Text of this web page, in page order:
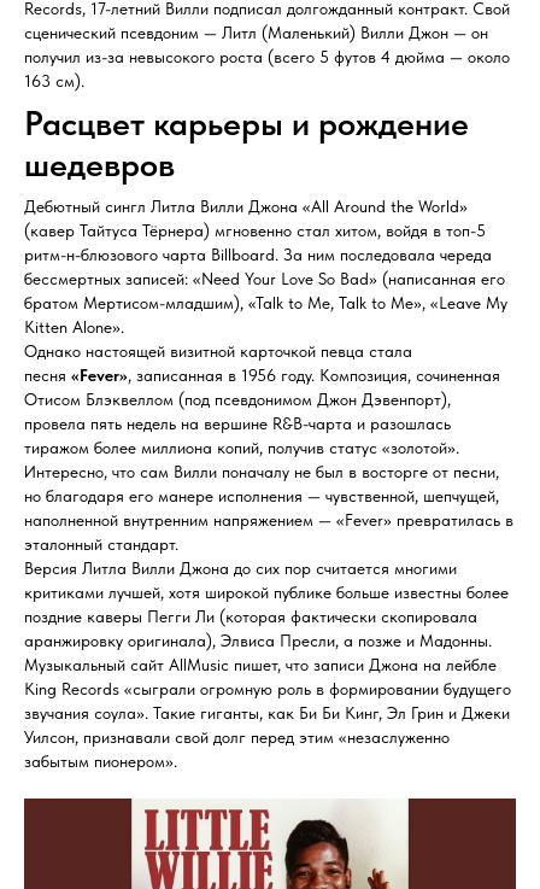
Records, 17-летний Вилли подписал долгожданный контракт. Свой
сценический псевдоним — Литл (Маленький) Вилли Джон — он
получил из-за невысокого роста (всего 5 футов 4 дюйма — около
163 см).
Расцвет карьеры и рождение
шедевров
Дебютный сингл Литла Вилли Джона «All Around the World»
(кавер Тайтуса Тёрнера) мгновенно стал хитом, войдя в топ-5
ритм-н-блюзового чарта Billboard. За ним последовала череда
бессмертных записей: «Need Your Love So Bad» (написанная его
братом Мертисом-младшим), «Talk to Me, Talk to Me», «Leave My
Kitten Alone».
Однако настоящей визитной карточкой певца стала
песня «Fever», записанная в 1956 году. Композиция, сочиненная
Отисом Блэквеллом (под псевдонимом Джон Дэвенпорт),
провела пять недель на вершине R&B-чарта и разошлась
тиражом более миллиона копий, получив статус «золотой».
Интересно, что сам Вилли поначалу не был в восторге от песни,
но благодаря его манере исполнения — чувственной, шепчущей,
наполненной внутренним напряжением — «Fever» превратилась в
эталонный стандарт.
Версия Литла Вилли Джона до сих пор считается многими
критиками лучшей, хотя широкой публике больше известны более
поздние каверы Пегги Ли (которая фактически скопировала
аранжировку оригинала), Элвиса Пресли, а позже и Мадонны.
Музыкальный сайт AllMusic пишет, что записи Джона на лейбле
King Records «сыграли огромную роль в формировании будущего
звучания соула». Такие гиганты, как Би Би Кинг, Эл Грин и Джеки
Уилсон, признавали свой долг перед этим «незаслуженно
забытым пионером».